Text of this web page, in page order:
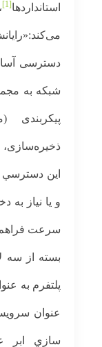
استانداردها[1]
دسترسی
شبكه به
پیکربندی
اين دسترسي
و یا نیاز
سرعت فراهم
بسته از سه
پلتفرم به
عنوان
سازي ابر